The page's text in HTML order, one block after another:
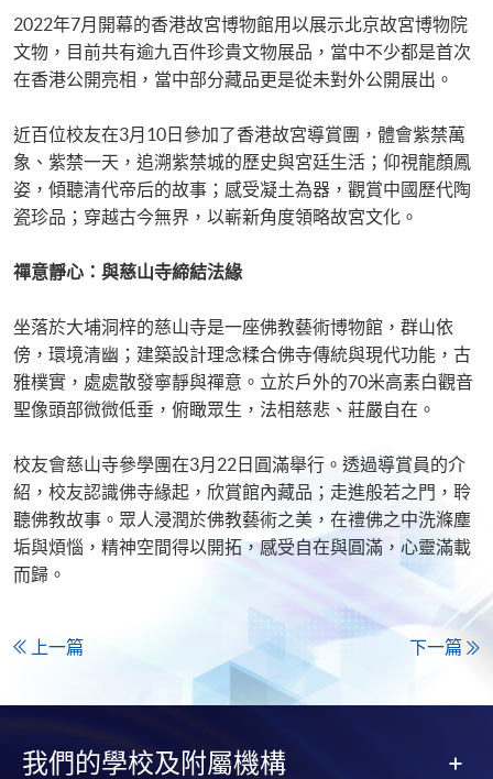
2022年7月開幕的香港故宮博物館用以展示北京故宮博物院
文物，目前共有逾九百件珍貴文物展品，當中不少都是首次
在香港公開亮相，當中部分藏品更是從未對外公開展出。
近百位校友在3月10日參加了香港故宮導賞團，體會紫禁萬
象、紫禁一天，追溯紫禁城的歷史與宮廷生活；仰視龍顏鳳
姿，傾聽清代帝后的故事；感受凝土為器，觀賞中國歷代陶
瓷珍品；穿越古今無界，以嶄新角度領略故宮文化。
禪意靜心：與慈山寺締結法緣
坐落於大埔洞梓的慈山寺是一座佛教藝術博物館，群山依
傍，環境清幽；建築設計理念糅合佛寺傳統與現代功能，古
雅樸實，處處散發寧靜與禪意。立於戶外的70米高素白觀音
聖像頭部微微低垂，俯瞰眾生，法相慈悲、莊嚴自在。
校友會慈山寺參學團在3月22日圓滿舉行。透過導賞員的介
紹，校友認識佛寺緣起，欣賞館內藏品；走進般若之門，聆
聽佛教故事。眾人浸潤於佛教藝術之美，在禮佛之中洗滌塵
垢與煩惱，精神空間得以開拓，感受自在與圓滿，心靈滿載
而歸。
上一篇 下一篇
我們的學校及附屬機構